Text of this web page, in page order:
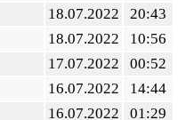
18.07.2022
20:43
18.07.2022
10:56
17.07.2022
00:52
16.07.2022
14:44
16.07.2022
01:29